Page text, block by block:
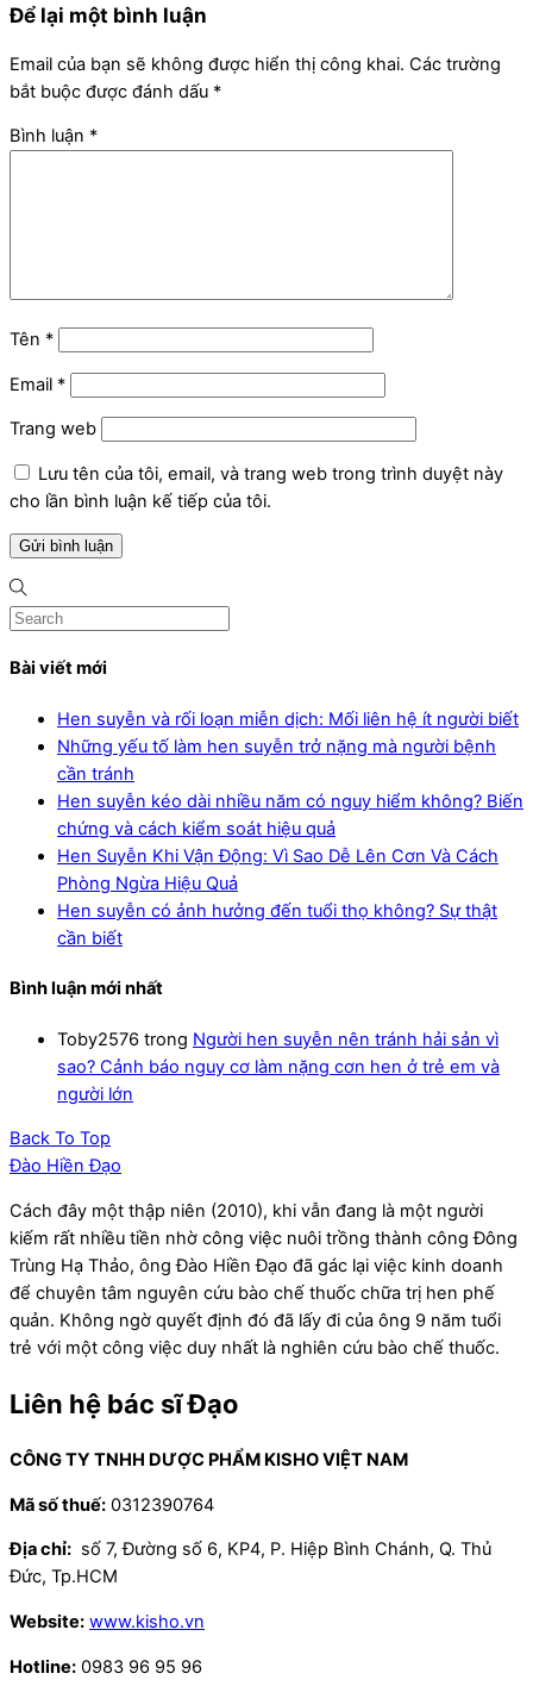
Để lại một bình luận
Email của bạn sẽ không được hiển thị công khai. Các trường
bắt buộc được đánh dấu *
Bình luận *
Tên *
Email *
Trang web
Lưu tên của tôi, email, và trang web trong trình duyệt này
cho lần bình luận kế tiếp của tôi.
Bài viết mới
Hen suyễn và rối loạn miễn dịch: Mối liên hệ ít người biết
Những yếu tố làm hen suyễn trở nặng mà người bệnh
cần tránh
Hen suyễn kéo dài nhiều năm có nguy hiểm không? Biến
chứng và cách kiểm soát hiệu quả
Hen Suyễn Khi Vận Động: Vì Sao Dễ Lên Cơn Và Cách
Phòng Ngừa Hiệu Quả
Hen suyễn có ảnh hưởng đến tuổi thọ không? Sự thật
cần biết
Bình luận mới nhất
Toby2576 trong Người hen suyễn nên tránh hải sản vì
sao? Cảnh báo nguy cơ làm nặng cơn hen ở trẻ em và
người lớn
Back To Top
Đào Hiền Đạo
Cách đây một thập niên (2010), khi vẫn đang là một người
kiếm rất nhiều tiền nhờ công việc nuôi trồng thành công Đông
Trùng Hạ Thảo, ông Đào Hiền Đạo đã gác lại việc kinh doanh
để chuyên tâm nguyên cứu bào chế thuốc chữa trị hen phế
quản. Không ngờ quyết định đó đã lấy đi của ông 9 năm tuổi
trẻ với một công việc duy nhất là nghiên cứu bào chế thuốc.
Liên hệ bác sĩ Đạo
CÔNG TY TNHH DƯỢC PHẨM KISHO VIỆT NAM
Mã số thuế: 0312390764
Địa chỉ: số 7, Đường số 6, KP4, P. Hiệp Bình Chánh, Q. Thủ
Đức, Tp.HCM
Website: www.kisho.vn
Hotline: 0983 96 95 96